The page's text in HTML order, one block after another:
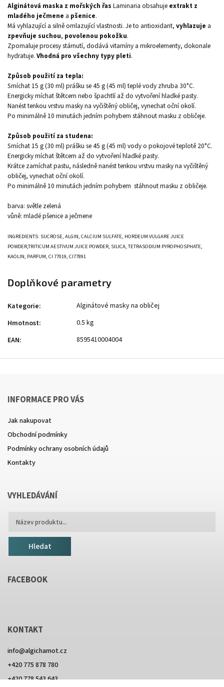
Alginátová maska z mořských řas Laminaria obsahuje extrakt z
mladého ječmene a pšenice.
Má vyhlazující a silně omlazující vlastnosti. Je to antioxidant, vyhlazuje a
zpevňuje suchou, povolenou pokožku.
Zpomaluje procesy stárnutí, dodává vitamíny a mikroelementy, dokonale
hydratuje. Vhodná pro všechny typy pleti.
Způsob použití za tepla:
Smíchat 15 g (30 ml) prášku se 45 g (45 ml) teplé vody zhruba 30°C.
Energicky míchat štětcem nebo špachtlí až do vytvoření hladké pasty.
Nanést tenkou vrstvu masky na vyčištěný obličej, vynechat oční okolí.
Po minimálně 10 minutách jedním pohybem stáhnout masku z obličeje.
Způsob použití za studena:
Smíchat 15 g (30 ml) prášku se 45 g (45 ml) vody o pokojové teplotě 20°C.
Energicky míchat štětcem až do vytvoření hladké pasty.
Krátce zamíchat pastu, následně nanést tenkou vrstvu masky na vyčištěný
obličej, vynechat oční okolí.
Po minimálně 10 minutách jedním pohybem stáhnout masku z obličeje.
barva: světle zelená
vůně: mladé pšenice a ječmene
INGREDIENTS: SUCROSE, ALGIN, CALCIUM SULFATE, HORDEUM VULGARE JUICE
POWDER,TRITICUM AESTIVUM JUICE POWDER, SILICA, TETRASODIUM PYROPHOSPHATE,
KAOLIN, PARFUM, CI 77019, CI77891
Doplňkové parametry
Kategorie:
Alginátové masky na obličej
Hmotnost:
0.5 kg
EAN: 8595410004004
INFORMACE PRO VÁS
Jak nakupovat
Obchodní podmínky
Podmínky ochrany osobních údajů
Kontakty
VYHLEDÁVÁNÍ
Hledat
FACEBOOK
KONTAKT
info@algichamot.cz
+420 775 878 780
+420 778 543 643